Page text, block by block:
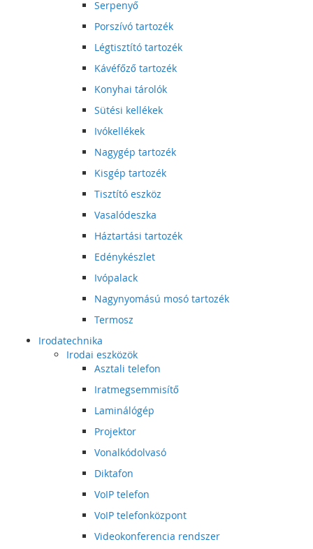
Serpenyő
Porszívó tartozék
Légtisztító tartozék
Kávéfőző tartozék
Konyhai tárolók
Sütési kellékek
Ivókellékek
Nagygép tartozék
Kisgép tartozék
Tisztító eszköz
Vasalódeszka
Háztartási tartozék
Edénykészlet
Ivópalack
Nagynyomású mosó tartozék
Termosz
Irodatechnika
Irodai eszközök
Asztali telefon
Iratmegsemmisítő
Laminálógép
Projektor
Vonalkódolvasó
Diktafon
VoIP telefon
VoIP telefonközpont
Videokonferencia rendszer